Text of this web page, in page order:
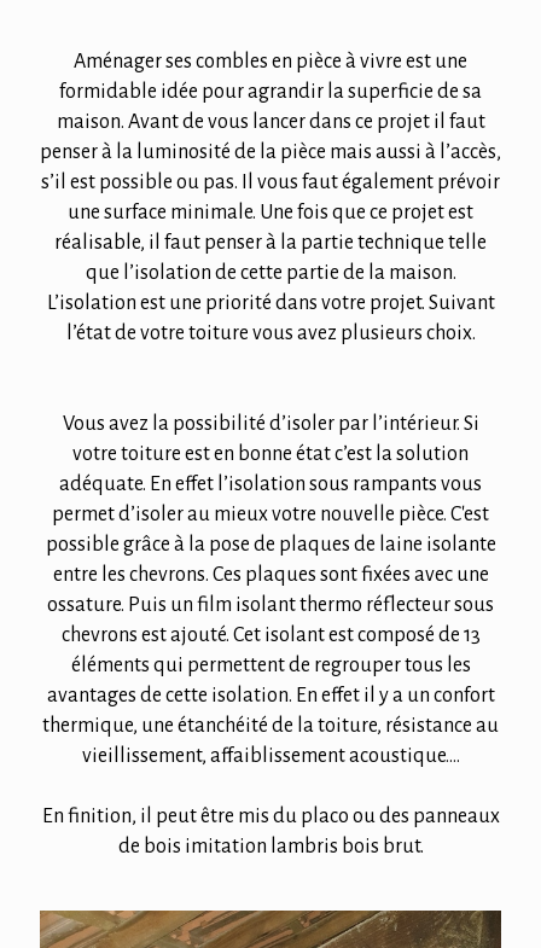
Aménager ses combles en pièce à vivre est une
formidable idée pour agrandir la superficie de sa
maison. Avant de vous lancer dans ce projet il faut
penser à la luminosité de la pièce mais aussi à l’accès,
s’il est possible ou pas. Il vous faut également prévoir
une surface minimale. Une fois que ce projet est
réalisable, il faut penser à la partie technique telle
que l’isolation de cette partie de la maison.
L’isolation est une priorité dans votre projet. Suivant
l’état de votre toiture vous avez plusieurs choix.
Vous avez la possibilité d’isoler par l’intérieur. Si
votre toiture est en bonne état c’est la solution
adéquate. En effet l’isolation sous rampants vous
permet d’isoler au mieux votre nouvelle pièce. C'est
possible grâce à la pose de plaques de laine isolante
entre les chevrons. Ces plaques sont fixées avec une
ossature. Puis un film isolant thermo réflecteur sous
chevrons est ajouté. Cet isolant est composé de 13
éléments qui permettent de regrouper tous les
avantages de cette isolation. En effet il y a un confort
thermique, une étanchéité de la toiture, résistance au
vieillissement, affaiblissement acoustique….
En finition, il peut être mis du placo ou des panneaux
de bois imitation lambris bois brut.